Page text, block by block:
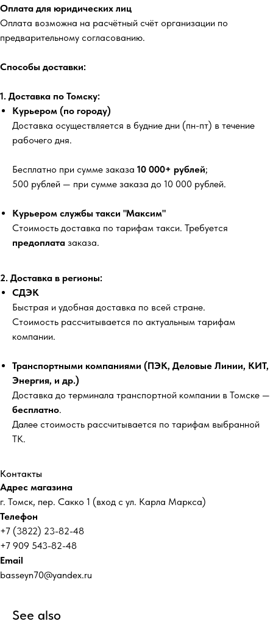
Оплата для юридических лиц
Оплата возможна на расчётный счёт организации по
предварительному согласованию.
Способы доставки:
1. Доставка по Томску:
Курьером (по городу)
Доставка осуществляется в будние дни (пн-пт) в течение
рабочего дня.
Бесплатно при сумме заказа 10 000+ рублей;
500 рублей — при сумме заказа до 10 000 рублей.
Курьером службы такси "Максим"
Стоимость доставка по тарифам такси. Требуется
предоплата заказа.
2. Доставка в регионы:
СДЭК
Быстрая и удобная доставка по всей стране.
Стоимость рассчитывается по актуальным тарифам
компании.
Транспортными компаниями (ПЭК, Деловые Линии, КИТ,
Энергия, и др.)
Доставка до терминала транспортной компании в Томске —
бесплатно.
Далее стоимость рассчитывается по тарифам выбранной
ТК.
Контакты
Адрес магазина
г. Томск, пер. Сакко 1 (вход с ул. Карла Маркса)
Телефон
+7 (3822) 23-82-48
+7 909 543-82-48
Email
basseyn70@yandex.ru
See also